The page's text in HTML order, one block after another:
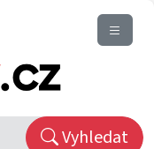
Vyhledat